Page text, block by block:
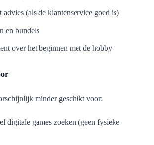
(als de klantenservice goed is)
en bundels
over het beginnen met de hobby
minder geschikt voor:
digitale games zoeken (geen fysieke